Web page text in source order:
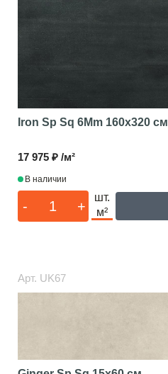
Iron Sp Sq 6Mm 160x320 см
17 975 ₽ /м²
В наличии
- +
шт.
м²
Арт. UK67